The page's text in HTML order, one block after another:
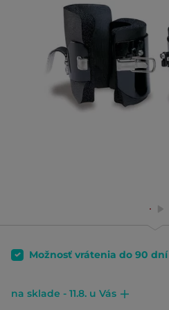
Možnosť vrátenia do 90 dní
na sklade - 11.8. u Vás